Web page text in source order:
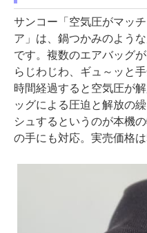
サンコー「空気圧がマッ
ア」は、鍋つかみのよう
です。複数のエアバッグ
らじわじわ、ギュ～ッと
時間経過すると空気圧が
ッグによる圧迫と解放の
シュするというのが本機
の手にも対応。実売価格は